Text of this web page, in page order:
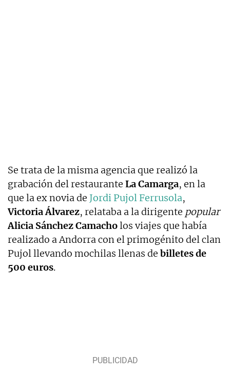
Se trata de la misma agencia que realizó la
grabación del restaurante La Camarga, en la
que la ex novia de Jordi Pujol Ferrusola,
Victoria Álvarez, relataba a la dirigente popular
Alicia Sánchez Camacholos viajes que había
realizado a Andorra con el primogénito del clan
Pujol llevando mochilas llenas de billetes de
500 euros.